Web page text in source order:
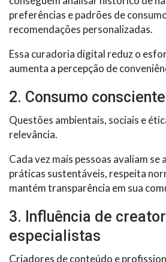
preferências e padrões de
recomendações personalizadas.
Essa curadoria digital reduz o
aumenta a percepção de
2. Consumo consciente
Questões ambientais, sociais e
relevância.
Cada vez mais pessoas avaliam se
práticas sustentáveis, respeita
mantém transparência em sua
3. Influência de
especialistas
Criadores de conteúdo e